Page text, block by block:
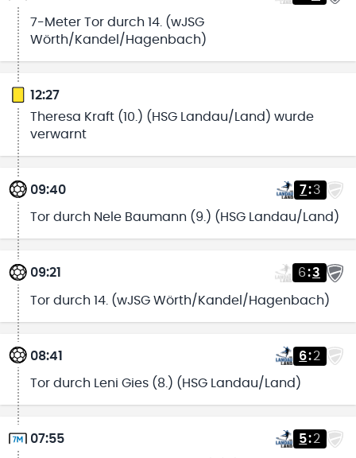
7-Meter Tor durch 14. (wJSG
Wörth/Kandel/Hagenbach)
12:27
Theresa Kraft (10.) (HSG Landau/Land) wurde
verwarnt
09:40 7:3
Tor durch Nele Baumann (9.) (HSG Landau/Land)
09:21 6:3
Tor durch 14. (wJSG Wörth/Kandel/Hagenbach)
08:41 6:2
Tor durch Leni Gies (8.) (HSG Landau/Land)
07:55 5:2